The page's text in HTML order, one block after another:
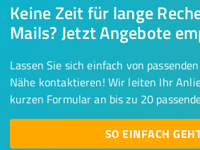
Keine Zeit für lange
Mails? Jetzt Angebote
Lassen Sie sich einfach von
Nähe kontaktieren! Wir leiten Ihr
kurzen Formular an bis zu 20
SO EINFACH